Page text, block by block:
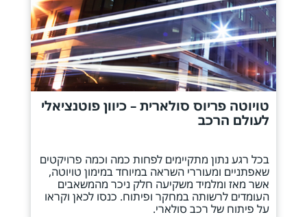
טויוטה פריוס סולארית – כיוון פוטנציאלי
לעולם הרכב
בכל רגע נתון מתקיימים לפחות כמה וכמה פרויקטים
שאפתניים ומעוררי השראה במיוחד במימון טויוטה,
אשר מאז ומלמיד משקיעה חלק ניכר מהמשאבים
העומדים לרשותה במחקר ופיתוח. כנסו לכאן וקראו
על פיתוח של רכב סולארי.